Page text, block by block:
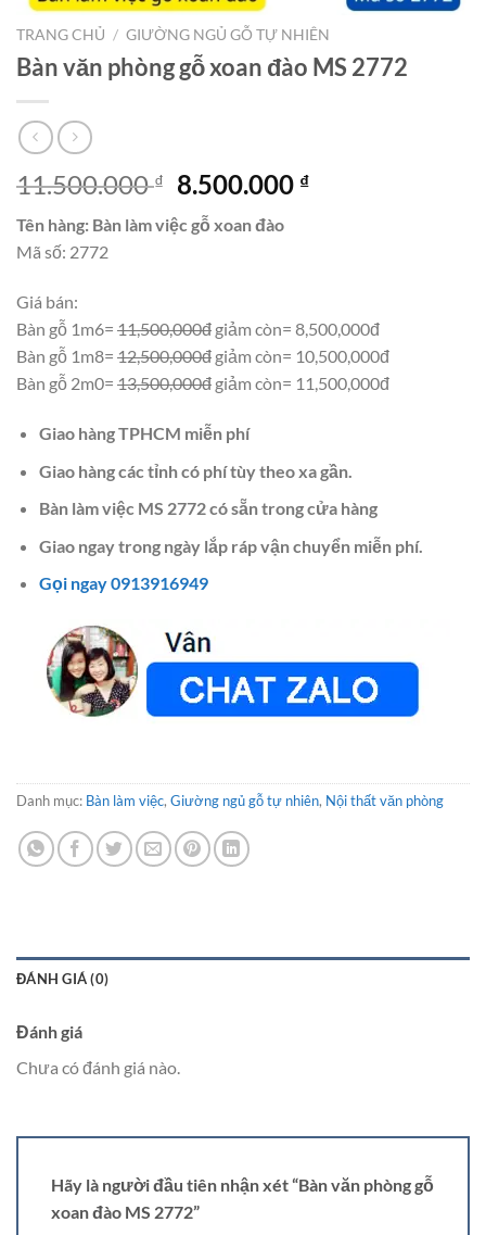
TRANG CHỦ / GIƯỜNG NGỦ GỖ TỰ NHIÊN
Bàn văn phòng gỗ xoan đào MS 2772
11.500.000₫
Giá
gốc
là:
8.500.000 ₫Giá
Tên hàng: Bàn làm việc gỗ xoan đào
Mã số: 2772
Giá bán:
Bàn gỗ 1m6= 11,500,000đ giảm còn= 8,500,000đ
Bàn gỗ 1m8= 12,500,000đ giảm còn= 10,500,000đ
Bàn gỗ 2m0= 13,500,000đ giảm còn= 11,500,000đ
Giao hàng TPHCM miễn phí
Giao hàng các tỉnh có phí tùy theo xa gần.
Bàn làm việc MS 2772 có sẵn trong cửa hàng
Giao ngay trong ngày lắp ráp vận chuyển miễn phí.
Gọi ngay 0913916949
Danh mục: Bàn làm việc, Giường ngủ gỗ tự nhiên, Nội thất văn phòng
ĐÁNH GIÁ (0)
Đánh giá
Chưa có đánh giá nào.
Hãy là người đầu tiên nhận xét “Bàn văn phòng gỗ
xoan đào MS 2772”